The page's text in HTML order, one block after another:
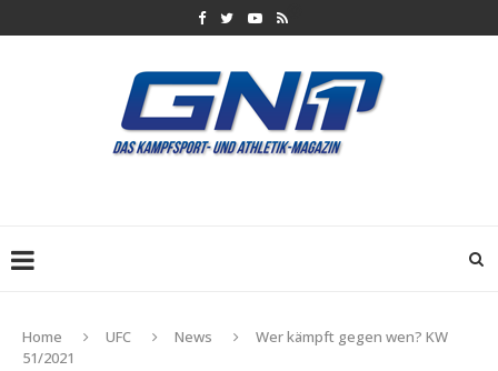
Home UFC News
Wer kämpft gegen wen? KW
51/2021